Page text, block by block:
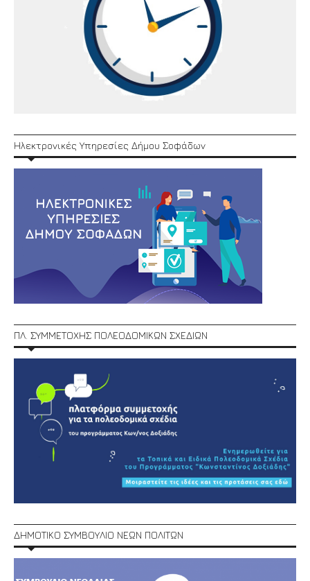
Ηλεκτρονικές Υπηρεσίες Δήμου Σοφάδων
ΠΛ. ΣΥΜΜΕΤΟΧΗΣ ΠΟΛΕΟΔΟΜΙΚΩΝ ΣΧΕΔΙΩΝ
ΔΗΜΟΤΙΚΟ ΣΥΜΒΟΥΛΙΟ ΝΕΩΝ ΠΟΛΙΤΩΝ